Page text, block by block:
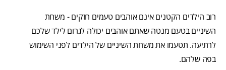
רוב הילדים הקטנים אינם אוהבים טעמים חזקים - משחת
השיניים בטעם מנטה שאתם אוהבים יכולה לגרום לילד שלכם
לרתיעה. תטעמו את משחת השיניים של הילדים לפני השימוש
בפה שלהם.